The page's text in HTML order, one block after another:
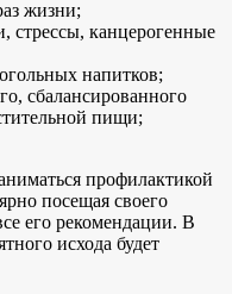
жизни;
стрессы, канцерогенные
напитков;
сбалансированного
пищи;
профилактикой
посещая своего
его рекомендации. В
исхода будет